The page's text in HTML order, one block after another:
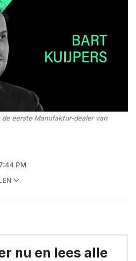
eerste Manufaktur-dealer van
PM
nu en lees alle